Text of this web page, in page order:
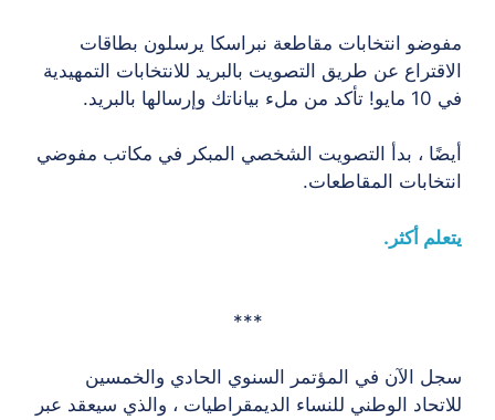
مفوضو انتخابات مقاطعة نبراسكا يرسلون بطاقات
الاقتراع عن طريق التصويت بالبريد للانتخابات التمهيدية
في 10 مايو! تأكد من ملء بياناتك وإرسالها بالبريد.
أيضًا ، بدأ التصويت الشخصي المبكر في مكاتب مفوضي
انتخابات المقاطعات.
يتعلم أكثر.
***
سجل الآن في المؤتمر السنوي الحادي والخمسين
للاتحاد الوطني للنساء الديمقراطيات ، والذي سيعقد عبر